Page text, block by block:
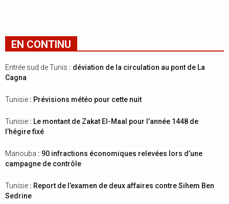
EN CONTINU
Entrée sud de Tunis : déviation de la circulation au pont de La
Cagna
Tunisie : Prévisions météo pour cette nuit
Tunisie : Le montant de Zakat El-Maal pour l’année 1448 de
l’hégire fixé
Manouba : 90 infractions économiques relevées lors d’une
campagne de contrôle
Tunisie : Report de l’examen de deux affaires contre Sihem Ben
Sedrine